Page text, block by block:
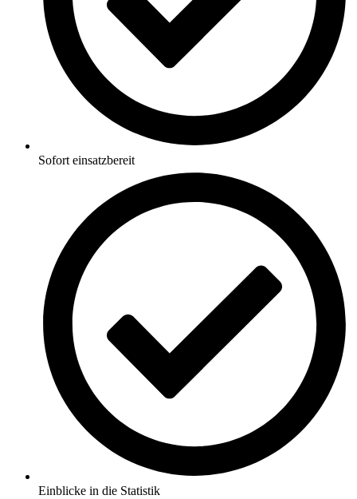
Sofort einsatzbereit
Einblicke in die Statistik